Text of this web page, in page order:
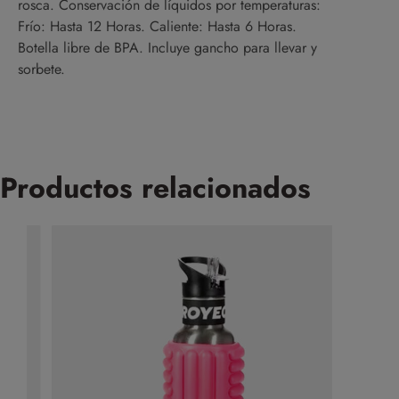
rosca. Conservación de líquidos por temperaturas:
Frío: Hasta 12 Horas. Caliente: Hasta 6 Horas.
Botella libre de BPA. Incluye gancho para llevar y
sorbete.
Productos relacionados